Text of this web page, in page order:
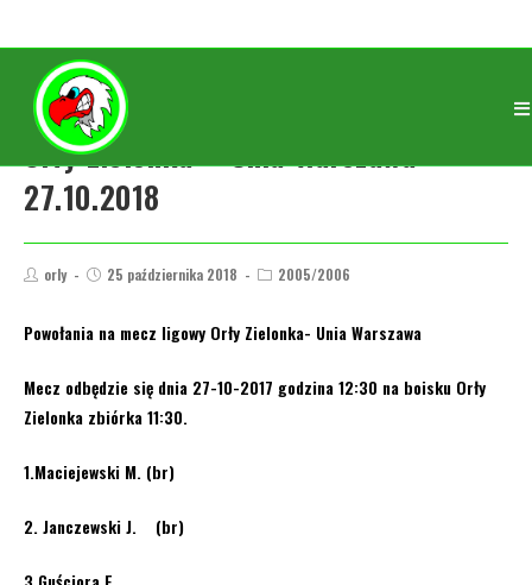
Orły Zielonka – Unia Warszawa
27.10.2018
orly 25 października 2018 2005/2006
Powołania na mecz ligowy Orły Zielonka- Unia Warszawa
Mecz odbędzie się dnia 27-10-2017 godzina 12:30 na boisku Orły
Zielonka zbiórka 11:30.
1.Maciejewski M. (br)
2. Janczewski J. (br)